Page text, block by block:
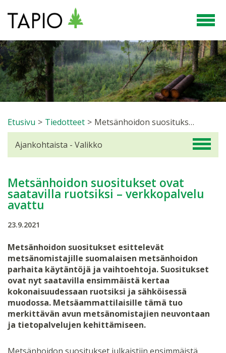
Etusivu > Tiedotteet > Metsänhoidon suositukset ovat saatavilla ruotsiksi – verkkopalvelu avattu
Metsänhoidon suositukset ovat
saatavilla ruotsiksi – verkkopalvelu
avattu
23.9.2021
Metsänhoidon suositukset esittelevät
metsänomistajille suomalaisen metsänhoidon
parhaita käytäntöjä ja vaihtoehtoja. Suositukset
ovat nyt saatavilla ensimmäistä kertaa
kokonaisuudessaan ruotsiksi ja sähköisessä
muodossa. Metsäammattilaisille tämä tuo
merkittävän avun metsänomistajien neuvontaan
ja tietopalvelujen kehittämiseen.
Ajankohtaista - Valikko